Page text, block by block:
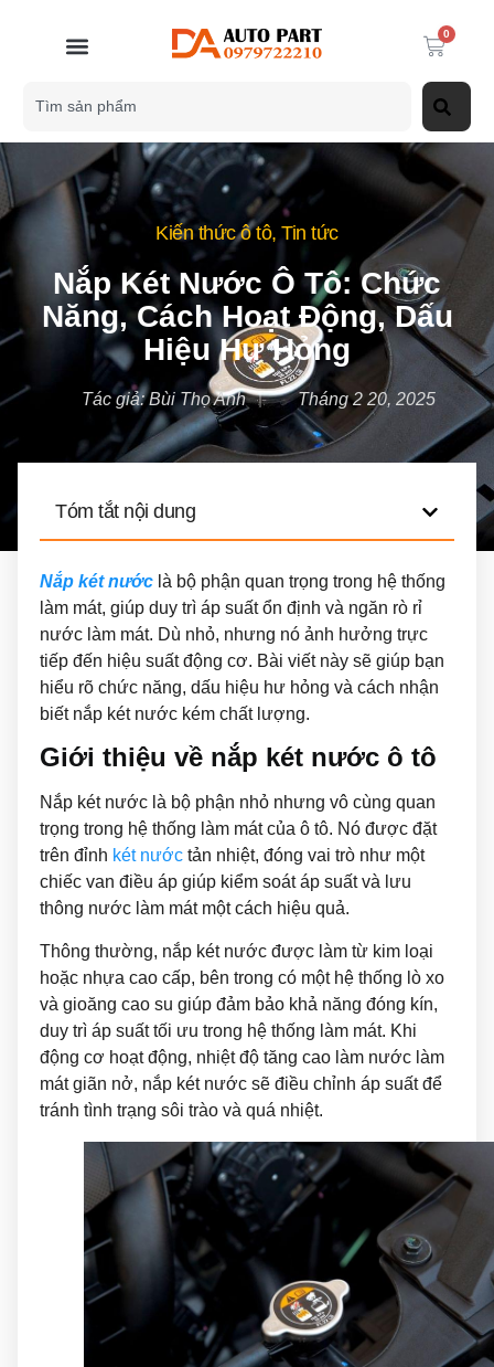
0
Kiến thức ô tô,Tin tức
Nắp Két Nước Ô Tô: Chức
Năng, Cách Hoạt Động, Dấu
Hiệu Hư Hỏng
Tác giả:Bùi Thọ Anh Tháng 2 20, 2025
Tóm tắt nội dung
Nắp két nước là bộ phận quan trọng trong hệ thống
làm mát, giúp duy trì áp suất ổn định và ngăn rò rỉ
nước làm mát. Dù nhỏ, nhưng nó ảnh hưởng trực
tiếp đến hiệu suất động cơ. Bài viết này sẽ giúp bạn
hiểu rõ chức năng, dấu hiệu hư hỏng và cách nhận
biết nắp két nước kém chất lượng.
Giới thiệu về nắp két nước ô tô
Nắp két nước là bộ phận nhỏ nhưng vô cùng quan
trọng trong hệ thống làm mát của ô tô. Nó được đặt
trên đỉnh két nước tản nhiệt, đóng vai trò như một
chiếc van điều áp giúp kiểm soát áp suất và lưu
thông nước làm mát một cách hiệu quả.
Thông thường, nắp két nước được làm từ kim loại
hoặc nhựa cao cấp, bên trong có một hệ thống lò xo
và gioăng cao su giúp đảm bảo khả năng đóng kín,
duy trì áp suất tối ưu trong hệ thống làm mát. Khi
động cơ hoạt động, nhiệt độ tăng cao làm nước làm
mát giãn nở, nắp két nước sẽ điều chỉnh áp suất để
tránh tình trạng sôi trào và quá nhiệt.